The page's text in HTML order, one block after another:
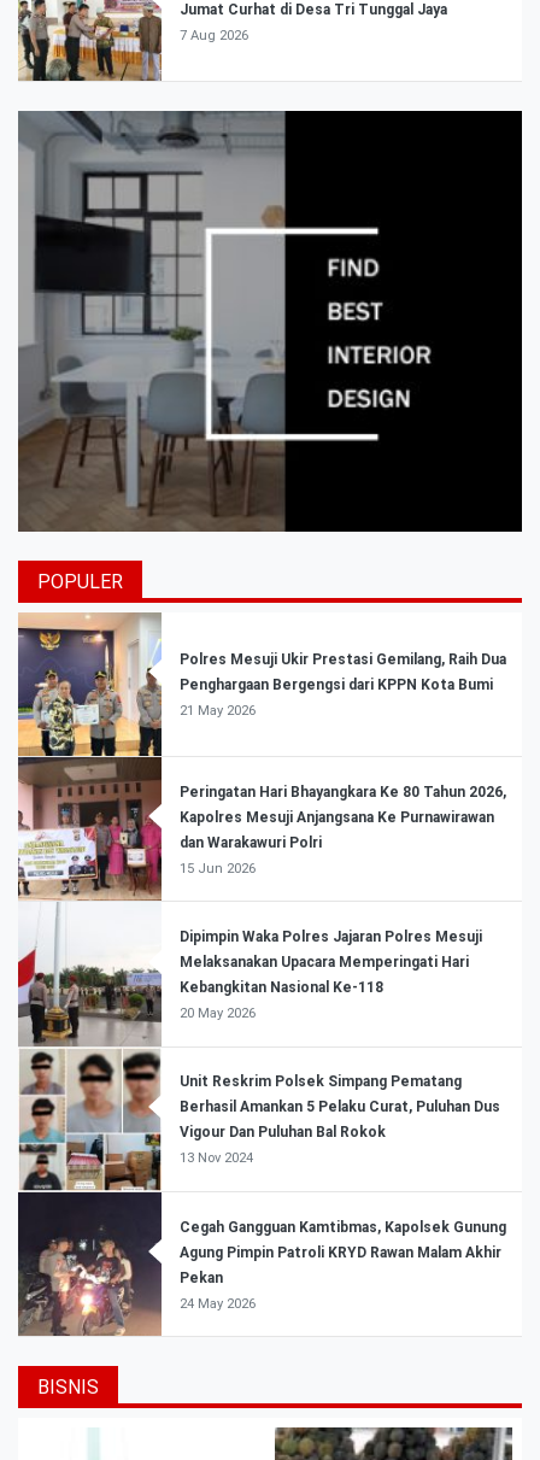
Jumat Curhat di Desa Tri Tunggal Jaya
7 Aug 2026
POPULER
Polres Mesuji Ukir Prestasi Gemilang, Raih Dua
Penghargaan Bergengsi dari KPPN Kota Bumi
21 May 2026
Peringatan Hari Bhayangkara Ke 80 Tahun 2026,
Kapolres Mesuji Anjangsana Ke Purnawirawan
dan Warakawuri Polri
15 Jun 2026
Dipimpin Waka Polres Jajaran Polres Mesuji
Melaksanakan Upacara Memperingati Hari
Kebangkitan Nasional Ke-118
20 May 2026
Unit Reskrim Polsek Simpang Pematang
Berhasil Amankan 5 Pelaku Curat, Puluhan Dus
Vigour Dan Puluhan Bal Rokok
13 Nov 2024
Cegah Gangguan Kamtibmas, Kapolsek Gunung
Agung Pimpin Patroli KRYD Rawan Malam Akhir
Pekan
24 May 2026
BISNIS